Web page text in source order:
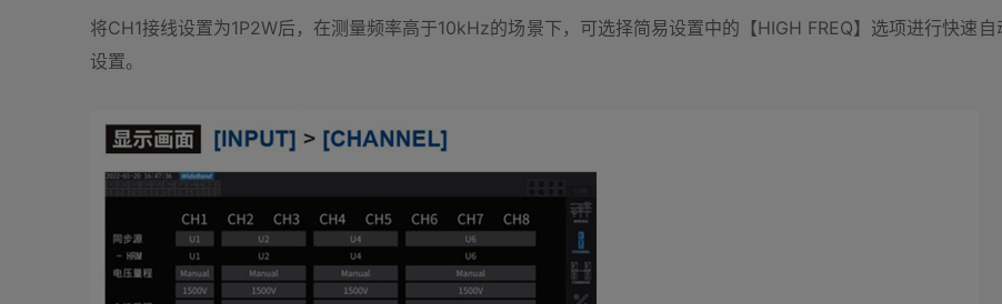
将CH1接线设置为1P2W后，在测量频率高于10kHz的场景下，可选择简易设置中的【HIGH FREQ】选项进行快速
设置。